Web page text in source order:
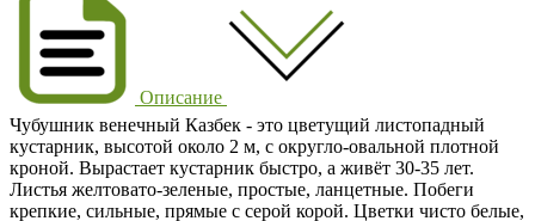
Описание
Чубушник венечный Казбек - это цветущий листопадный
кустарник, высотой около 2 м, с округло-овальной плотной
кроной. Вырастает кустарник быстро, а живёт 30-35 лет.
Листья желтовато-зеленые, простые, ланцетные. Побеги
крепкие, сильные, прямые с серой корой. Цветки чисто белые,